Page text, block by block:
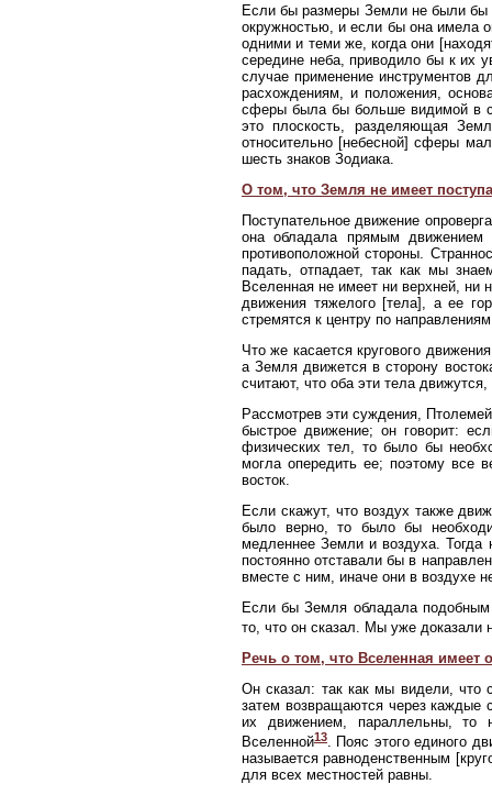
Если бы размеры Земли не были бы
окружностью, и если бы она имела
одними и теми же, когда они
середине неба, приводило бы к их
случае применение инструментов
расхождениям, и положения,
сферы была бы больше видимой в
это плоскость, разделяющая
относительно [небесной] сферы
шесть знаков Зодиака.
О том, что Земля не имеет
Поступательное движение
она обладала прямым
противоположной стороны.
падать, отпадает, так как мы
Вселенная не имеет ни верхней,
движения тяжелого [тела], а ее
стремятся к центру по
Что же касается кругового
а Земля движется в сторону
считают, что оба эти тела
Рассмотрев эти суждения,
быстрое движение; он говорит:
физических тел, то было бы
могла опередить ее; поэтому все
восток.
Если скажут, что воздух также
было верно, то было бы
медленнее Земли и воздуха.
постоянно отставали бы в
вместе с ним, иначе они в воздухе
Если бы Земля обладала
то, что он сказал. Мы уже доказали
Речь о том, что Вселенная имеет
Он сказал: так как мы видели, что
затем возвращаются через каждые
их движением, параллельны,
Вселенной13. Пояс этого единого
называется равноденственным
для всех местностей равны.